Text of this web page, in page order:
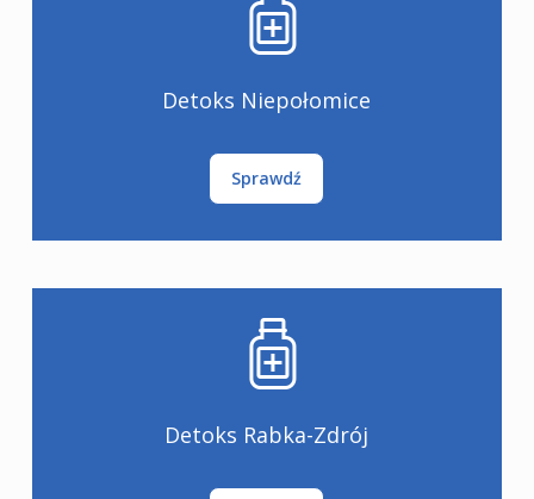
Detoks Niepołomice
Sprawdź
Detoks Rabka-Zdrój